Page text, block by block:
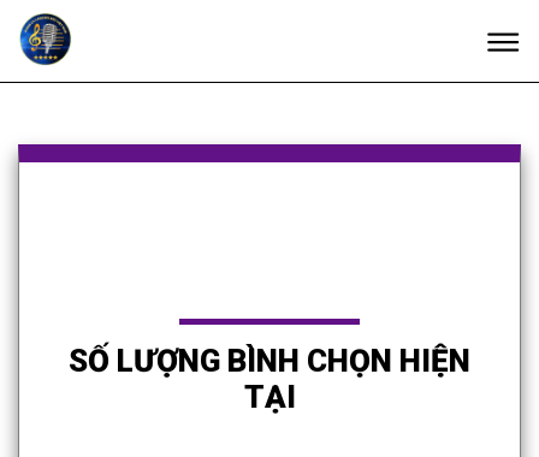
SỐ LƯỢNG BÌNH CHỌN HIỆN
TẠI